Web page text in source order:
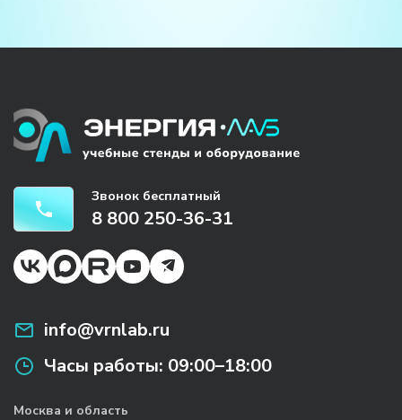
Звонок бесплатный
8 800 250-36-31
info@vrnlab.ru
Часы работы: 09:00–18:00
Москва и область